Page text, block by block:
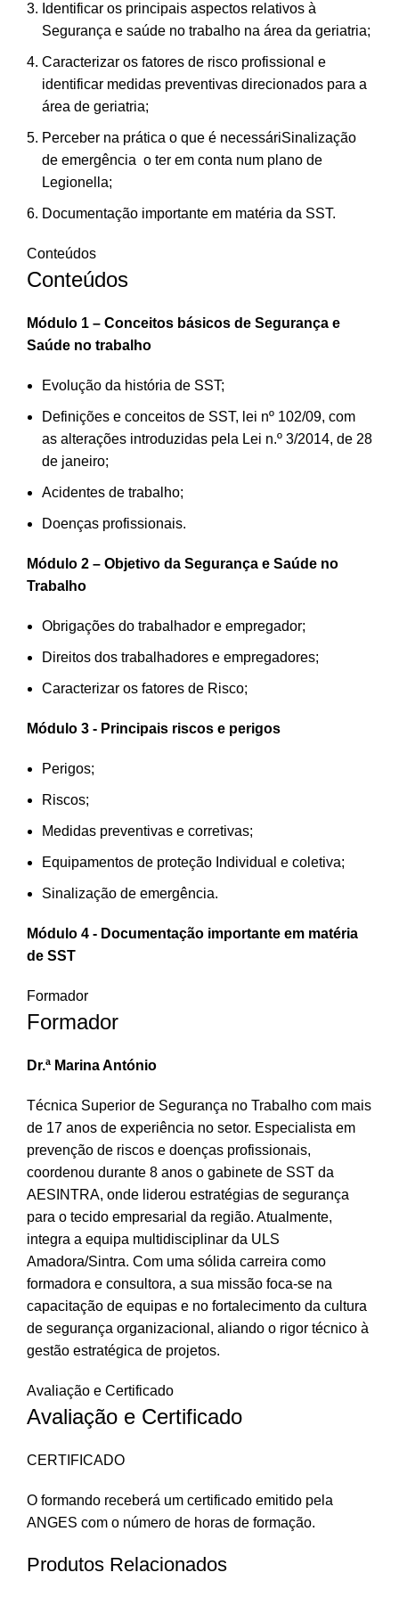
Identificar os principais aspectos relativos à
Segurança e saúde no trabalho na área da geriatria;
Caracterizar os fatores de risco profissional e
identificar medidas preventivas direcionados para a
área de geriatria;
Perceber na prática o que é necessáriSinalização
de emergência o ter em conta num plano de
Legionella;
Documentação importante em matéria da SST.
Conteúdos
Conteúdos
Módulo 1 – Conceitos básicos de Segurança e
Saúde no trabalho
Evolução da história de SST;
Definições e conceitos de SST, lei nº 102/09, com
as alterações introduzidas pela Lei n.º 3/2014, de 28
de janeiro;
Acidentes de trabalho;
Doenças profissionais.
Módulo 2 – Objetivo da Segurança e Saúde no
Trabalho
Obrigações do trabalhador e empregador;
Direitos dos trabalhadores e empregadores;
Caracterizar os fatores de Risco;
Módulo 3 - Principais riscos e perigos
Perigos;
Riscos;
Medidas preventivas e corretivas;
Equipamentos de proteção Individual e coletiva;
Sinalização de emergência.
Módulo 4 - Documentação importante em matéria
de SST
Formador
Formador
Dr.ª Marina António
Técnica Superior de Segurança no Trabalho com mais
de 17 anos de experiência no setor. Especialista em
prevenção de riscos e doenças profissionais,
coordenou durante 8 anos o gabinete de SST da
AESINTRA, onde liderou estratégias de segurança
para o tecido empresarial da região. Atualmente,
integra a equipa multidisciplinar da ULS
Amadora/Sintra. Com uma sólida carreira como
formadora e consultora, a sua missão foca-se na
capacitação de equipas e no fortalecimento da cultura
de segurança organizacional, aliando o rigor técnico à
gestão estratégica de projetos.
Avaliação e Certificado
Avaliação e Certificado
CERTIFICADO
O formando receberá um certificado emitido pela
ANGES com o número de horas de formação.
Produtos Relacionados